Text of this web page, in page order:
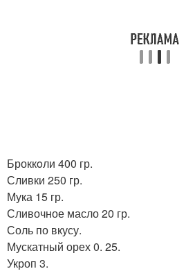
Броккoли 400 гр.
Сливки 250 гр.
Мука 15 гр.
Сливочное масло 20 гр.
Соль по вкусу.
Мускатный орех 0. 25.
Укроп 3.